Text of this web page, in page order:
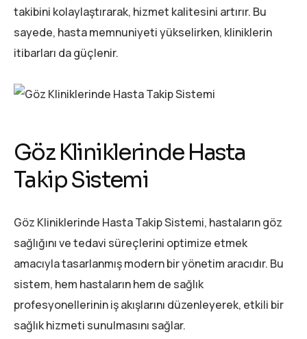
takibini kolaylaştırarak, hizmet kalitesini artırır. Bu
sayede, hasta memnuniyeti yükselirken, kliniklerin
itibarları da güçlenir.
Göz Kliniklerinde Hasta
Takip Sistemi
Göz Kliniklerinde Hasta Takip Sistemi, hastaların göz
sağlığını ve tedavi süreçlerini optimize etmek
amacıyla tasarlanmış modern bir yönetim aracıdır. Bu
sistem, hem hastaların hem de sağlık
profesyonellerinin iş akışlarını düzenleyerek, etkili bir
sağlık hizmeti sunulmasını sağlar.